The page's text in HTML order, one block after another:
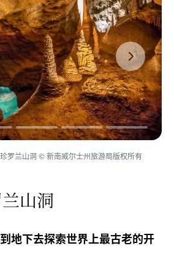
罗兰山洞 © 新南威尔士州旅游局版权所有
山洞
地下去探索世界上最古老的开